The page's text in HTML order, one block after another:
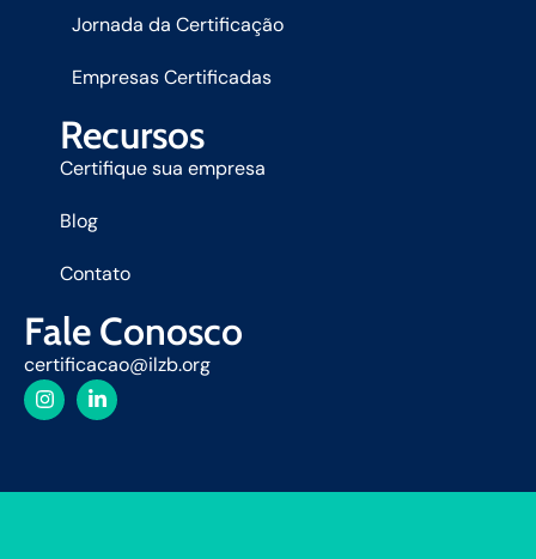
Jornada da Certificação
Empresas Certificadas
Recursos
Certifique sua empresa
Blog
Contato
Fale Conosco
certificacao@ilzb.org